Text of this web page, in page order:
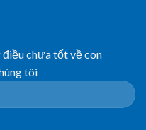
điều chưa tốt về con
tôi